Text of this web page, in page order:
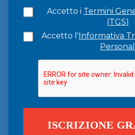
Accetto i Termini
(TGS)
Accetto l'Informativa